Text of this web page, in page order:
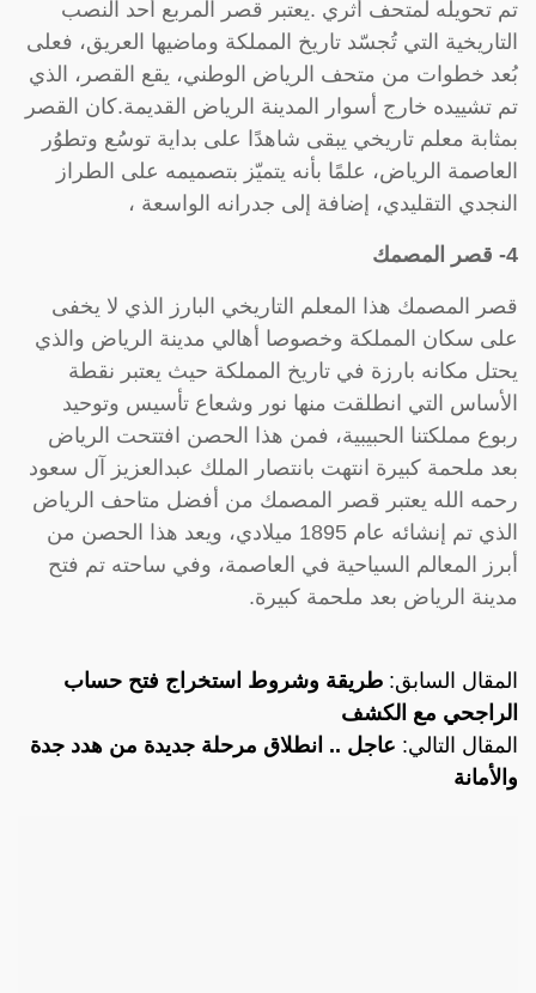
تم تحويله لمتحف أثري .يعتبر قصر المربع أحد النصب
التاريخية التي تُجسّد تاريخ المملكة وماضيها العريق، فعلى
بُعد خطوات من متحف الرياض الوطني، يقع القصر، الذي
تم تشييده خارج أسوار المدينة الرياض القديمة.كان القصر
بمثابة معلم تاريخي يبقى شاهدًا على بداية توسُع وتطوُر
العاصمة الرياض، علمًا بأنه يتميّز بتصميمه على الطراز
النجدي التقليدي، إضافة إلى جدرانه الواسعة ،
4- قصر المصمك
قصر المصمك هذا المعلم التاريخي البارز الذي لا يخفى
على سكان المملكة وخصوصا أهالي مدينة الرياض والذي
يحتل مكانه بارزة في تاريخ المملكة حيث يعتبر نقطة
الأساس التي انطلقت منها نور وشعاع تأسيس وتوحيد
ربوع مملكتنا الحبيبية، فمن هذا الحصن افتتحت الرياض
بعد ملحمة كبيرة انتهت بانتصار الملك عبدالعزيز آل سعود
رحمه الله يعتبر قصر المصمك من أفضل متاحف الرياض
الذي تم إنشائه عام 1895 ميلادي، ويعد هذا الحصن من
أبرز المعالم السياحية في العاصمة، وفي ساحته تم فتح
مدينة الرياض بعد ملحمة كبيرة.
المقال السابق: طريقة وشروط استخراج فتح حساب
الراجحي مع الكشف
المقال التالي: عاجل .. انطلاق مرحلة جديدة من هدد جدة
والأمانة